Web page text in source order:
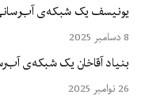
یونیسف یک شبکه‌ی
8 دسامبر 2025
بنیاد آقاخان یک شبکه‌ی
26 نوامبر 2025